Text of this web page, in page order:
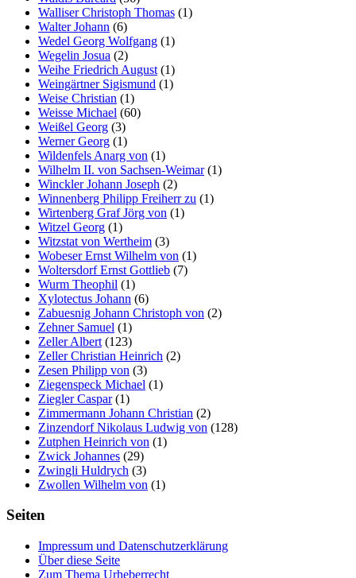
Walliser Christoph Thomas (1)
Walter Johann (6)
Wedel Georg Wolfgang (1)
Wegelin Josua (2)
Weihe Friedrich August (1)
Weingärtner Sigismund (1)
Weise Christian (1)
Weisse Michael (60)
Weißel Georg (3)
Werner Georg (1)
Wildenfels Anarg von (1)
Wilhelm II. von Sachsen-Weimar(1)
Winckler Johann Joseph (2)
Winnenberg Philipp Freiherr zu (1)
Wirtenberg Graf Jörg von (1)
Witzel Georg (1)
Witzstat von Wertheim (3)
Wobeser Ernst Wilhelm von (1)
Woltersdorf Ernst Gottlieb (7)
Wurm Theophil (1)
Xylotectus Johann (6)
Zabuesnig Johann Christoph von (2)
Zehner Samuel (1)
Zeller Albert (123)
Zeller Christian Heinrich (2)
Zesen Philipp von (3)
Ziegenspeck Michael (1)
Ziegler Caspar(1)
Zimmermann Johann Christian (2)
Zinzendorf Nikolaus Ludwig von (128)
Zutphen Heinrich von (1)
Zwick Johannes (29)
Zwingli Huldrych (3)
Zwollen Wilhelm von (1)
Seiten
Impressum und Datenschutzerklärung
Über diese Seite
Zum Thema Urheberrecht